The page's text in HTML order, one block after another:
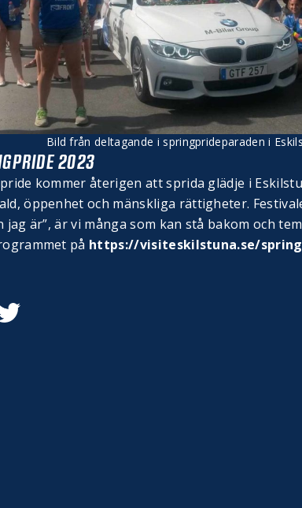
Bild från deltagande i springprideparaden i
2023
kommer återigen att sprida glädje i
öppenhet och mänskliga rättigheter.
jag är”, är vi många som kan stå bakom och
på https://visiteskilstuna.se/